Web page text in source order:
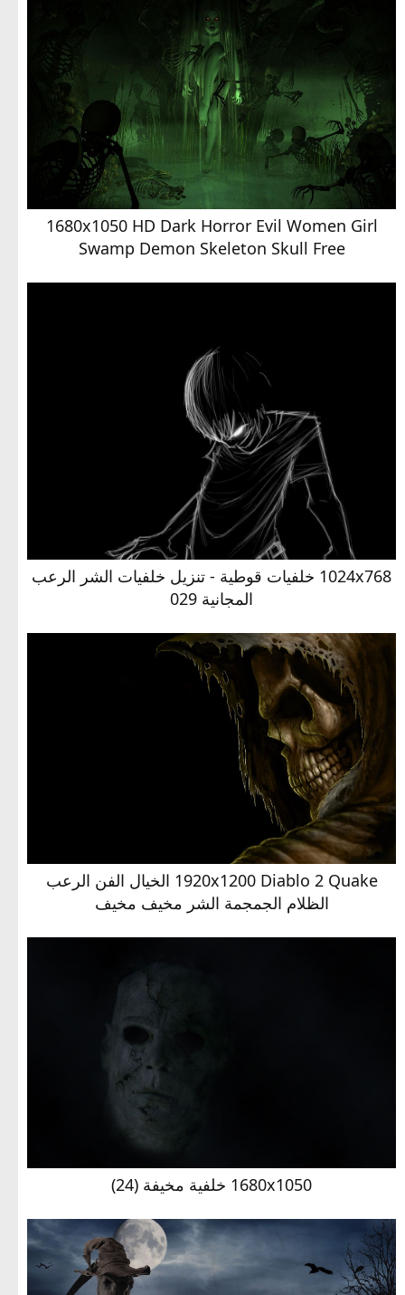
1680x1050 HD Dark Horror Evil Women Girl
Swamp Demon Skeleton Skull Free
1024x768 خلفيات قوطية - تنزيل خلفيات الشر الرعب
المجانية 029
1920x1200 Diablo 2 Quake الخيال الفن الرعب
الظلام الجمجمة الشر مخيف مخيف
1680x1050 خلفية مخيفة (24)